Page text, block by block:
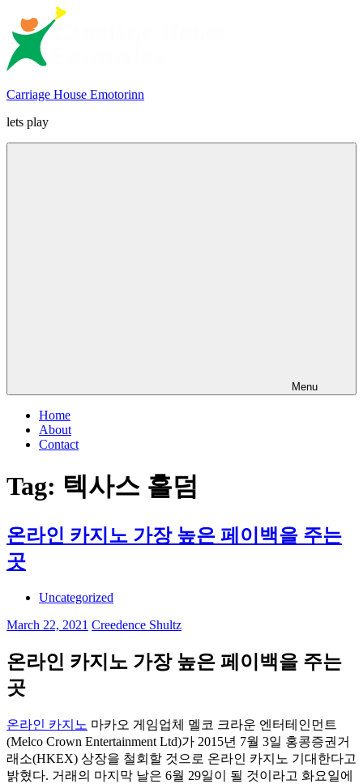
content
Carriage House Emotorinn
lets play
Menu
Home
About
Contact
Tag: 텍사스 홀덤
온라인 카지노 가장 높은 페이백을 주는
곳
Uncategorized
March 22, 2021 Creedence Shultz
온라인 카지노 가장 높은 페이백을 주는
곳
온라인 카지노 마카오 게임업체 멜코 크라운 엔터테인먼트
(Melco Crown Entertainment Ltd)가 2015년 7월 3일 홍콩증권거
래소(HKEX) 상장을 철회할 것으로 온라인 카지노 기대한다고
밝혔다. 거래의 마지막 날은 6월 29일이 될 것이라고 화요일에